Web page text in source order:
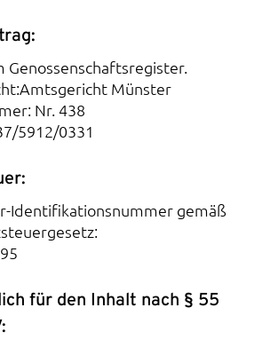
Genossenschaftsregister.
Münster
Nr. 438
5912/0331
Identifikationsnummer gemäß
für den Inhalt nach § 55